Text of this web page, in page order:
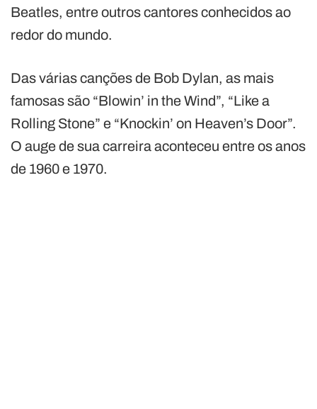
Beatles, entre outros cantores conhecidos ao
redor do mundo.
Das várias canções de Bob Dylan, as mais
famosas são “Blowin’ in the Wind”, “Like a
Rolling Stone” e “Knockin’ on Heaven’s Door”.
O auge de sua carreira aconteceu entre os anos
de 1960 e 1970.